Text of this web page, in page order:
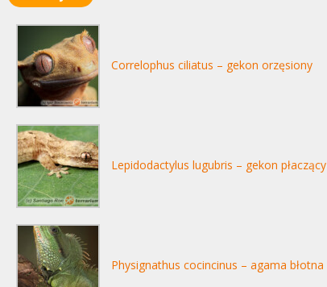
Correlophus ciliatus – gekon orzęsiony
Lepidodactylus lugubris – gekon płaczący
Physignathus cocincinus – agama błotna